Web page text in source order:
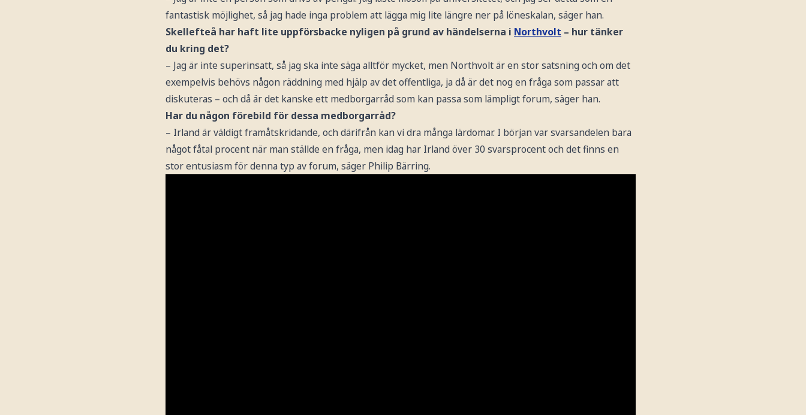
fantastisk möjlighet, så jag hade inga problem att lägga mig lite längre ner på löneskalan, säger han.
Skellefteå har haft lite uppförsbacke nyligen på grund av händelserna i Northvolt – hur tänker
du kring det?
– Jag är inte superinsatt, så jag ska inte säga alltför mycket, men Northvolt är en stor satsning och om det
exempelvis behövs någon räddning med hjälp av det offentliga, ja då är det nog en fråga som passar att
diskuteras – och då är det kanske ett medborgarråd som kan passa som lämpligt forum, säger han.
Har du någon förebild för dessa medborgarråd?
– Irland är väldigt framåtskridande, och därifrån kan vi dra många lärdomar. I början var svarsandelen bara
något fåtal procent när man ställde en fråga, men idag har Irland över 30 svarsprocent och det finns en
stor entusiasm för denna typ av forum, säger Philip Bärring.